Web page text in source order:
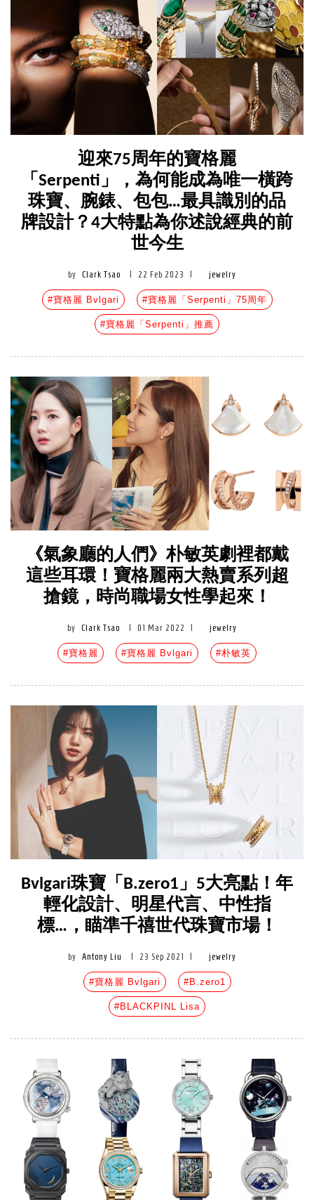
迎來75周年的寶格麗
「Serpenti」，為何能成為唯一橫跨
珠寶、腕錶、包包…最具識別的品
牌設計？4大特點為你述說經典的前
世今生
by Clark Tsao 22 Feb 2023 jewelry
#寶格麗 Bvlgari #寶格麗「Serpenti」75周年
#寶格麗「Serpenti」推薦
《氣象廳的人們》朴敏英劇裡都戴
這些耳環！寶格麗兩大熱賣系列超
搶鏡，時尚職場女性學起來！
by Clark Tsao 01 Mar 2022 jewelry
#寶格麗 #寶格麗 Bvlgari #朴敏英
Bvlgari珠寶「B.zero1」5大亮點！年
輕化設計、明星代言、中性指
標…，瞄準千禧世代珠寶市場！
by Antony Liu 23 Sep 2021 jewelry
#寶格麗 Bvlgari #B.zero1
#BLACKPINL Lisa